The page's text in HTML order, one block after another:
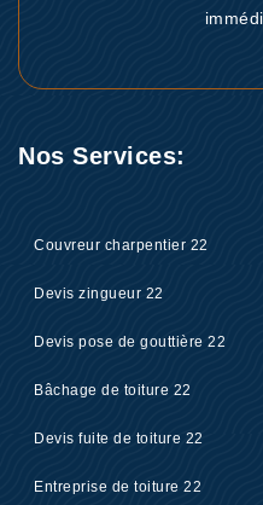
Nos Services:
Couvreur charpentier 22
Devis zingueur 22
Devis pose de gouttière 22
Bâchage de toiture 22
Devis fuite de toiture 22
Entreprise de toiture 22